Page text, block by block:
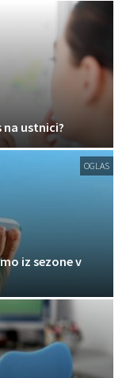
ustnici?
OGLAS
iz sezone v